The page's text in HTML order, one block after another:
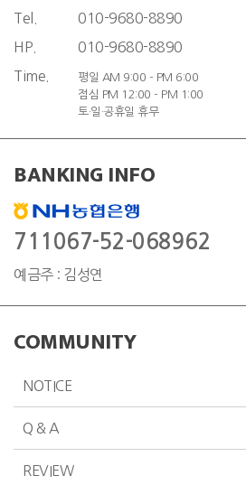
Tel. 010-9680-8890
HP.
010-9680-8890
Time.
평일 AM 9:00 - PM 6:00
점심 PM 12:00 - PM 1:00
토·일·공휴일 휴무
BANKING INFO
711067-52-068962
예금주 : 김성연
COMMUNITY
NOTICE
Q & A
REVIEW